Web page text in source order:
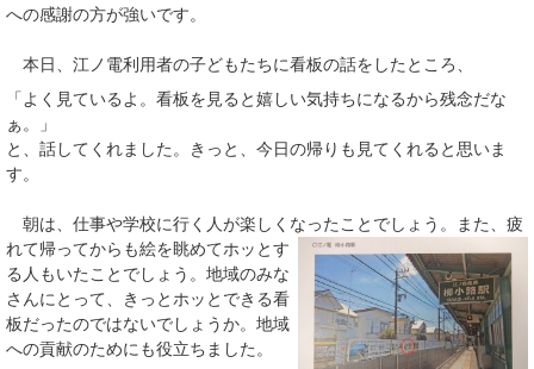
への感謝の方が強いです。
本日、江ノ電利用者の子どもたちに看板の話をしたところ、
「よく見ているよ。看板を見ると嬉しい気持ちになるから残念だな
ぁ。」
と、話してくれました。きっと、今日の帰りも見てくれると思いま
す。
朝は、仕事や学校に行く人が楽しくなったことでしょう。
また、疲
れて帰ってからも絵を眺めてホッとす
る人もいたことでしょう。地域のみな
さんにとって、きっとホッとできる看
板だったのではないでしょうか。地域
への貢献のためにも役立ちました。